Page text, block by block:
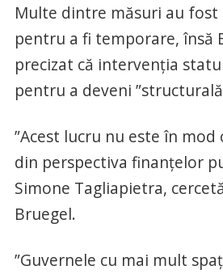
Multe dintre măsuri au fost
pentru a fi temporare, însă
precizat că intervenţia
pentru a deveni
”Acest lucru nu este în mod
din perspectiva finanţelor
Simone Tagliapietra,
Bruegel.
”Guvernele cu mai mult